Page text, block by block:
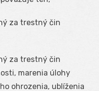
za trestný čin
za trestný čin
marenia úlohy
ohrozenia, ublíženia